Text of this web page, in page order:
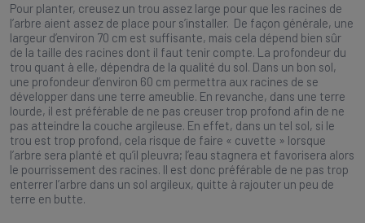
Pour planter, creusez un trou assez large pour que les racines de
l’arbre aient assez de place pour s’installer. De façon générale, une
largeur d’environ 70 cm est suffisante, mais cela dépend bien sûr
de la taille des racines dont il faut tenir compte. La profondeur du
trou quant à elle, dépendra de la qualité du sol. Dans un bon sol,
une profondeur d’environ 60 cm permettra aux racines de se
développer dans une terre ameublie. En revanche, dans une terre
lourde, il est préférable de ne pas creuser trop profond afin de ne
pas atteindre la couche argileuse. En effet, dans un tel sol, si le
trou est trop profond, cela risque de faire « cuvette » lorsque
l’arbre sera planté et qu’il pleuvra; l’eau stagnera et favorisera alors
le pourrissement des racines. Il est donc préférable de ne pas trop
enterrer l’arbre dans un sol argileux, quitte à rajouter un peu de
terre en butte.